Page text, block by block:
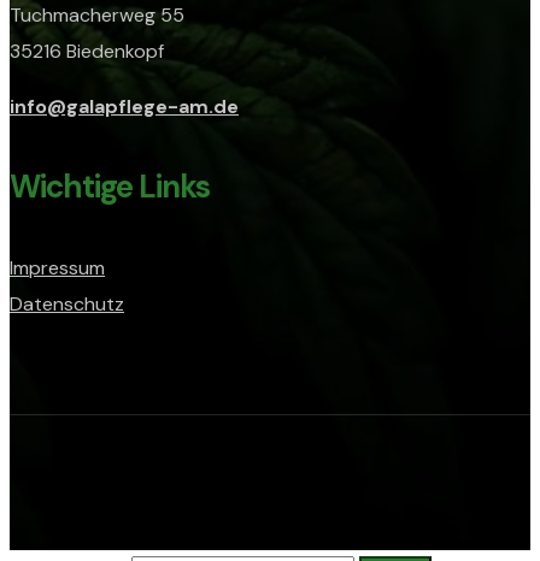
Tuchmacherweg 55
35216 Biedenkopf
info@galapflege-am.de
Wichtige Links
Impressum
Datenschutz